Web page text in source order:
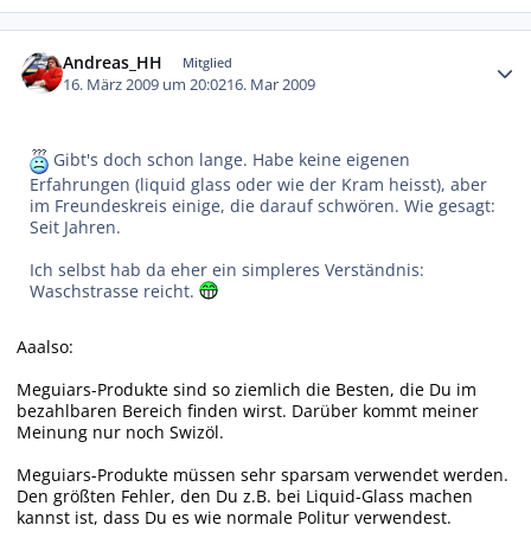
Andreas_HH Mitglied
16. März 2009 um 20:0216. Mar 2009
Gibt's doch schon lange. Habe keine eigenen
Erfahrungen (liquid glass oder wie der Kram heisst), aber
im Freundeskreis einige, die darauf schwören. Wie gesagt:
Seit Jahren.
Ich selbst hab da eher ein simpleres Verständnis:
Waschstrasse reicht.
Aaalso:
Meguiars-Produkte sind so ziemlich die Besten, die Du im
bezahlbaren Bereich finden wirst. Darüber kommt meiner
Meinung nur noch Swizöl.
Meguiars-Produkte müssen sehr sparsam verwendet werden.
Den größten Fehler, den Du z.B. bei Liquid-Glass machen
kannst ist, dass Du es wie normale Politur verwendest.